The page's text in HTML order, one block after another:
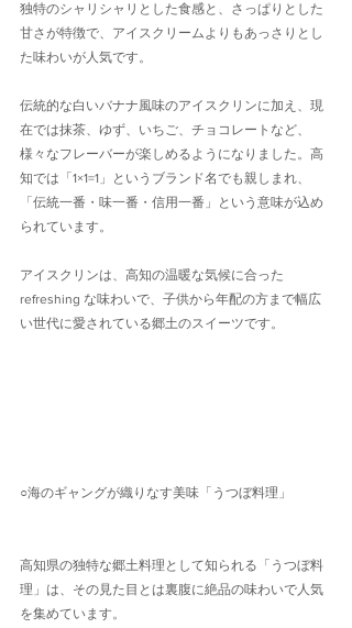
独特のシャリシャリとした食感と、さっぱりとした
甘さが特徴で、アイスクリームよりもあっさりとし
た味わいが人気です。
伝統的な白いバナナ風味のアイスクリンに加え、現
在では抹茶、ゆず、いちご、チョコレートなど、
様々なフレーバーが楽しめるようになりました。高
知では「1×1=1」というブランド名でも親しまれ、
「伝統一番・味一番・信用一番」という意味が込め
られています。
アイスクリンは、高知の温暖な気候に合った
refreshing な味わいで、子供から年配の方まで幅広
い世代に愛されている郷土のスイーツです。
○海のギャングが織りなす美味「うつぼ料理」
高知県の独特な郷土料理として知られる「うつぼ料
理」は、その見た目とは裏腹に絶品の味わいで人気
を集めています。